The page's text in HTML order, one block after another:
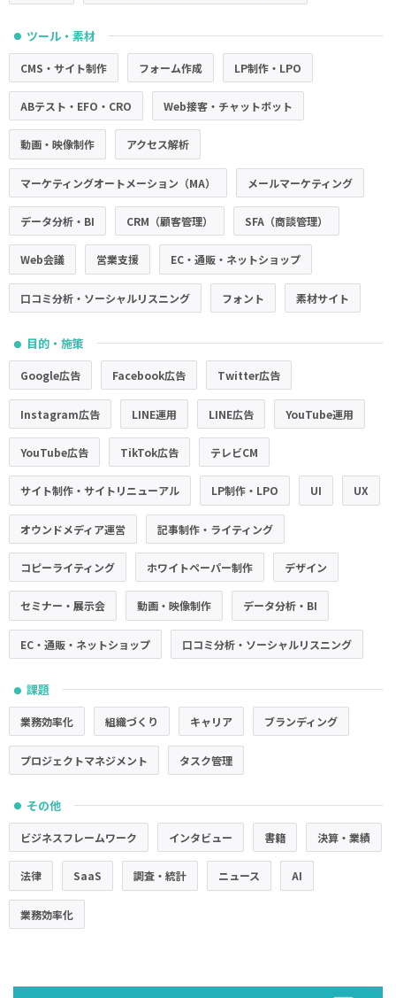
● ツール・素材
CMS・サイト制作 フォーム作成 LP制作・LPO
ABテスト・EFO・CRO Web接客・チャットボット
動画・映像制作 アクセス解析
マーケティングオートメーション（MA） メールマーケティング
データ分析・BI CRM（顧客管理） SFA（商談管理）
Web会議 営業支援 EC・通販・ネットショップ
口コミ分析・ソーシャルリスニング フォント 素材サイト
● 目的・施策
Google広告 Facebook広告 Twitter広告
Instagram広告 LINE運用 LINE広告 YouTube運用
YouTube広告 TikTok広告 テレビCM
サイト制作・サイトリニューアル LP制作・LPO UI UX
オウンドメディア運営 記事制作・ライティング
コピーライティング ホワイトペーパー制作 デザイン
セミナー・展示会 動画・映像制作 データ分析・BI
EC・通販・ネットショップ 口コミ分析・ソーシャルリスニング
● 課題
業務効率化 組織づくり キャリア ブランディング
プロジェクトマネジメント タスク管理
● その他
ビジネスフレームワーク インタビュー 書籍 決算・業績
法律 SaaS 調査・統計 ニュース AI
業務効率化